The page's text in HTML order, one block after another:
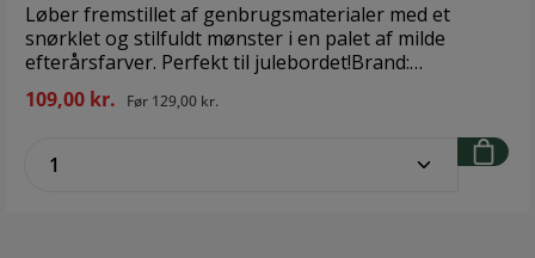
Løber fremstillet af genbrugsmaterialer med et
snørklet og stilfuldt mønster i en palet af milde
efterårsfarver. Perfekt til julebordet!Brand:
FondacoStørrelse: 40x140cmMateriale: 80% bomuld,
20% blandet
109,00 kr. Før 129,00 kr.